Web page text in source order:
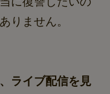
りません。
ライブ配信を見